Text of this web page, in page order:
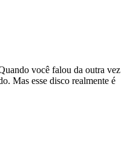
você falou da outra vez
Mas esse disco realmente é